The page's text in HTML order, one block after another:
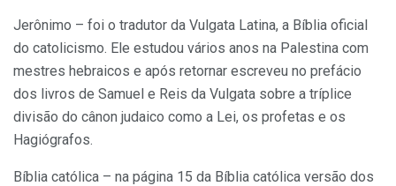
Jerônimo – foi o tradutor da Vulgata Latina, a Bíblia oficial
do catolicismo. Ele estudou vários anos na Palestina com
mestres hebraicos e após retornar escreveu no prefácio
dos livros de Samuel e Reis da Vulgata sobre a tríplice
divisão do cânon judaico como a Lei, os profetas e os
Hagiógrafos.
Bíblia católica – na página 15 da Bíblia católica versão dos